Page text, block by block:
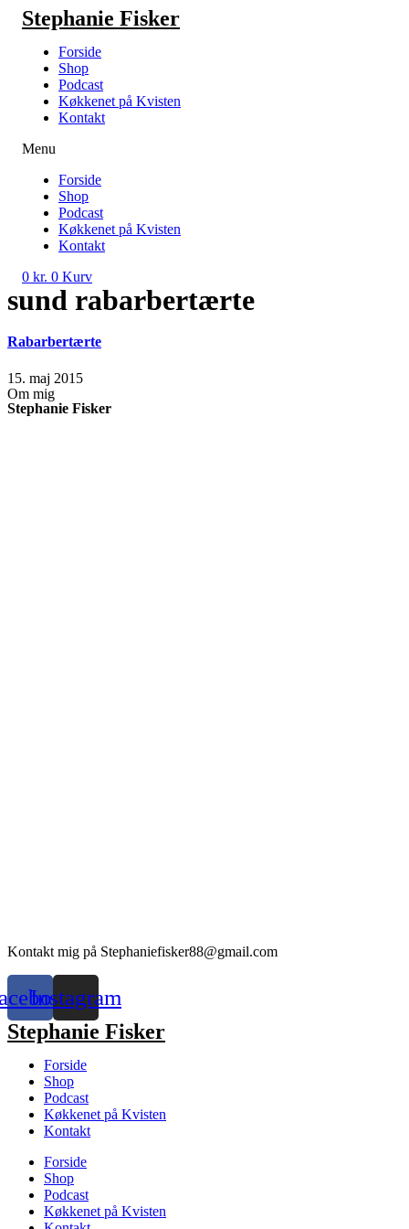
Videre
indhold
Stephanie Fisker
Forside
Shop
Podcast
Køkkenet på Kvisten
Kontakt
Menu
Forside
Shop
Podcast
Køkkenet på Kvisten
Kontakt
0 kr. 0 Kurv
sund rabarbertærte
Rabarbertærte
15. maj 2015
Om mig
Stephanie Fisker
Kontakt mig på Stephaniefisker88@gmail.com
Instagram
Stephanie Fisker
Forside
Shop
Podcast
Køkkenet på Kvisten
Kontakt
Forside
Shop
Podcast
Køkkenet på Kvisten